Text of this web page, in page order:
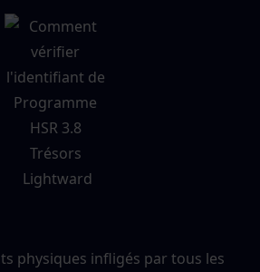
physiques infligés par tous les